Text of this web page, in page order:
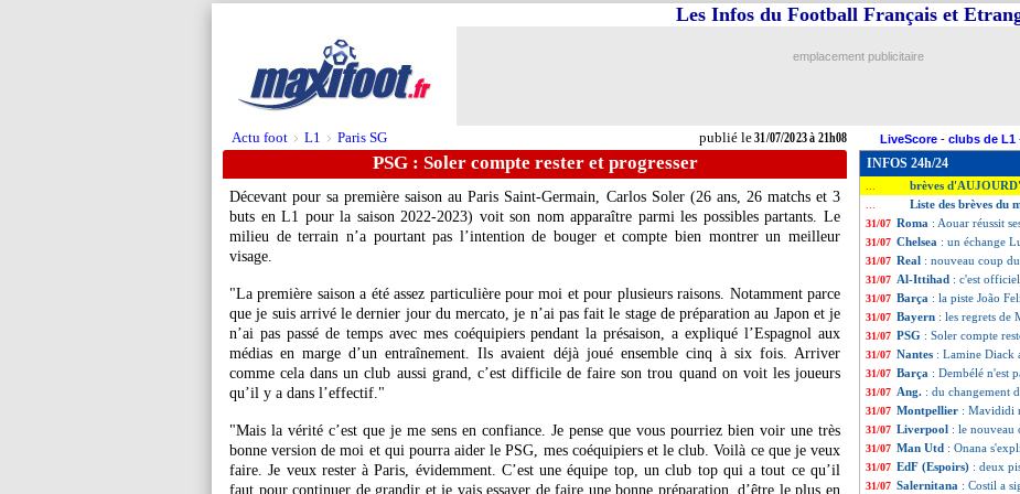
Actu foot > L1 > Paris SG publié le31/07/2023 à 21h08
Les Infos du Football Français et
emplacement publicitaire
LiveScore - clubs de L1
PSG : Soler compte rester et progresser
Décevant pour sa première saison au Paris Saint-Germain, Carlos Soler(26 ans, 26 matchs et 3
buts en L1 pour la saison 2022-2023) voit son nom apparaître parmi les possibles partants. Le
milieu de terrain n’a pourtant pas l’intention de bouger et compte bien montrer un meilleur
visage.
"La première saison a été assez particulière pour moi et pour plusieurs raisons. Notamment parce
que je suis arrivé le dernier jour du mercato, je n’ai pas fait le stage de préparation au Japon et je
n’ai pas passé de temps avec mes coéquipiers pendant la présaison, a expliqué l’Espagnol aux
médias en marge d’un entraînement. Ils avaient déjà joué ensemble cinq à six fois. Arriver
comme cela dans un club aussi grand, c’est difficile de faire son trou quand on voit les joueurs
qu’il y a dans l’effectif."
"Mais la vérité c’est que je me sens en confiance. Je pense que vous pourriez bien voir une très
bonne version de moi et qui pourra aider le PSG, mes coéquipiers et le club. Voilà ce que je veux
faire. Je veux rester à Paris, évidemment. C’est une équipe top, un club top qui a tout ce qu’il
faut pour continuer de grandir et je vais essayer de faire une bonne préparation, d’être le plus en
INFOS 24h/24
brèves
Liste des brèves du
31/07 Roma : Aouar réussit
31/07 Chelsea : un échange
31/07 Real : nouveau coup
31/07 Al-Ittihad : c'est
31/07 Barça : la piste João
31/07 Bayern : les regrets de
31/07 PSG : Soler compte
31/07 Nantes : Lamine Diack
31/07 Barça : Dembélé n'est
31/07 Ang. : du changement
31/07 Montpellier : Mavididi
31/07 Liverpool : le nouveau
31/07 Man Utd : Onana
31/07 EdF (Espoirs) : deux
31/07 Salernitana : Costil a